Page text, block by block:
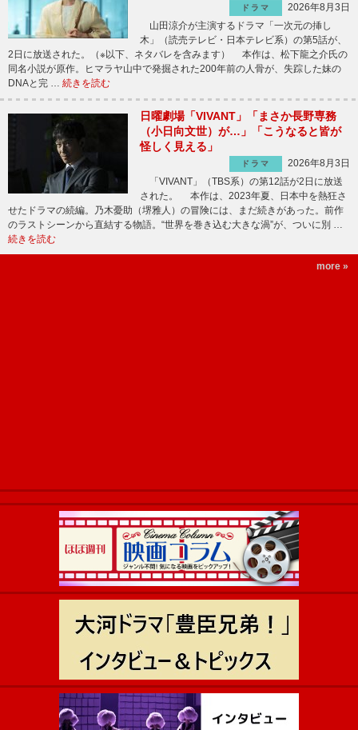
ドラマ
2026年8月3日
山田涼介が主演するドラマ「一次元の挿し
木」（読売テレビ・日本テレビ系）の第5話が、
2日に放送された。（※以下、ネタバレを含みます） 本作は、松下龍之介氏の
同名小説が原作。ヒマラヤ山中で発掘された200年前の人骨が、失踪した妹の
DNAと完 … 続きを読む
日曜劇場「VIVANT」「まさか長野専務
（小日向文世）が…」「こうなると皆が
怪しく見える」
ドラマ
2026年8月3日
「VIVANT」（TBS系）の第12話が2日に放送
された。 本作は、2023年夏、日本中を熱狂さ
せたドラマの続編。乃木憂助（堺雅人）の冒険には、まだ続きがあった。前作
のラストシーンから直結する物語。“世界を巻き込む大きな渦”が、ついに別 …
続きを読む
more »